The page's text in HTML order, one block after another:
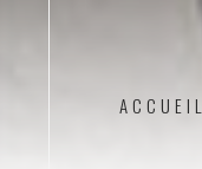
ACCUEIL